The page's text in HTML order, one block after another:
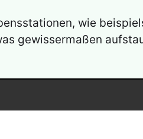
wie
gewissermaßen